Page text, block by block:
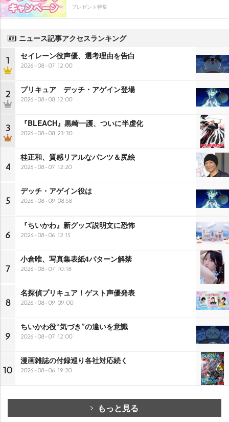
プレゼント特集
ニュース記事アクセスランキング
1 セイレーン役声優、選考理由を告白
2026-08-07 12:00
2 プリキュア デッチ・アゲイン登場
2026-08-08 12:00
3 『BLEACH』黒崎一護、ついに半虚化
2026-08-08 23:30
4
桂正和、質感リアルなパンツ＆尻絵
2026-08-07 12:20
5
デッチ・アゲイン役は
2026-08-09 08:58
6
『ちいかわ』新グッズ説明文に恐怖
2026-08-06 12:15
7
小倉唯、写真集表紙4パターン解禁
2026-08-07 10:18
8
名探偵プリキュア！ゲスト声優発表
2026-08-09 09:00
9
ちいかわ役“気づき”の違いを意識
2026-08-07 12:00
10
漫画雑誌の付録巡り各社対応続く
2026-08-06 19:20
もっと見る